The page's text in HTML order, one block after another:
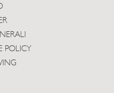
POLICY